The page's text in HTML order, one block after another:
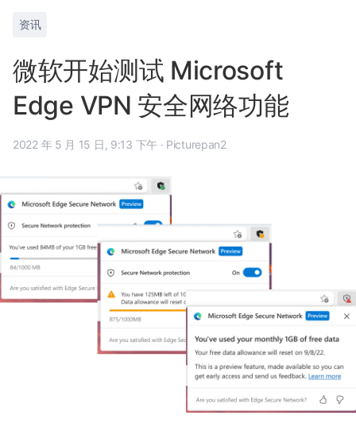
资讯
微软开始测试 Microsoft
Edge VPN 安全网络功能
2022 年 5 月 15 日, 9:13 下午 · Picturepan2